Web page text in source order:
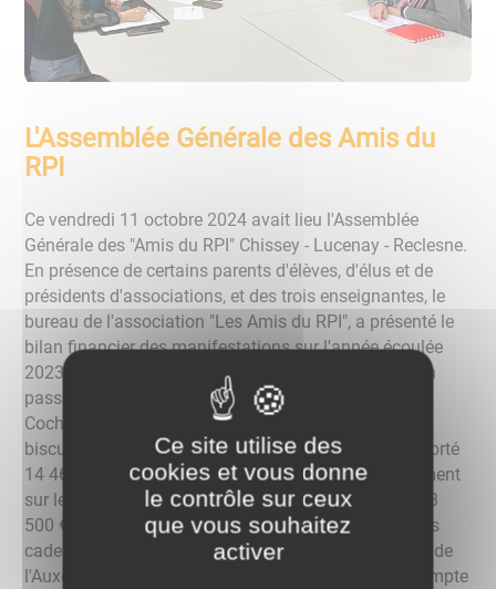
L'Assemblée Générale des Amis du
RPI
Ce vendredi 11 octobre 2024 avait lieu l'Assemblée
Générale des "Amis du RPI" Chissey - Lucenay - Reclesne.
En présence de certains parents d'élèves, d'élus et de
présidents d'associations, et des trois enseignantes, le
bureau de l'association "Les Amis du RPI", a présenté le
bilan financier des manifestations sur l'année écoulée
2023/2024. De Halloween à la Randonnée du RPI, en
passant par le Marché et le spectacle de Noël, la St
Cochon, le Carnaval, la Kermesse, et les ventes de
biscuits et de fromages, les manifestations ont rapporté
14 461,20 €. Après déduction des dépenses, notamment
sur les ventes, les dons versés à l'école (chèques de 3
500 € + équipements de pluie pour les écoliers), et les
cadeaux remis aux élèves (places de cinéma et Parc de
l'Auxois + cartes cadeaux aux CM2), le solde tout compte
Ce site utilise des
cookies et vous donne
le contrôle sur ceux
que vous souhaitez
activer